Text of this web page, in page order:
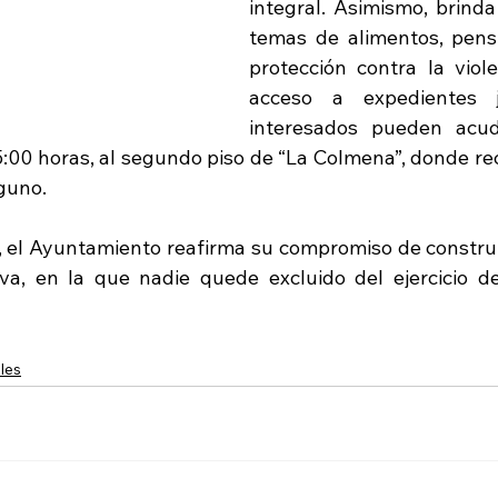
integral. Asimismo,
temas de alimentos,
protección contra la
acceso a expedientes
interesados pueden
horas, al segundo piso de “La Colmena”, donde
el Ayuntamiento reafirma su compromiso de
en la que nadie quede excluido del ejercicio